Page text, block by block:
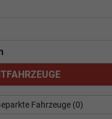
Fahrzeuge (0)